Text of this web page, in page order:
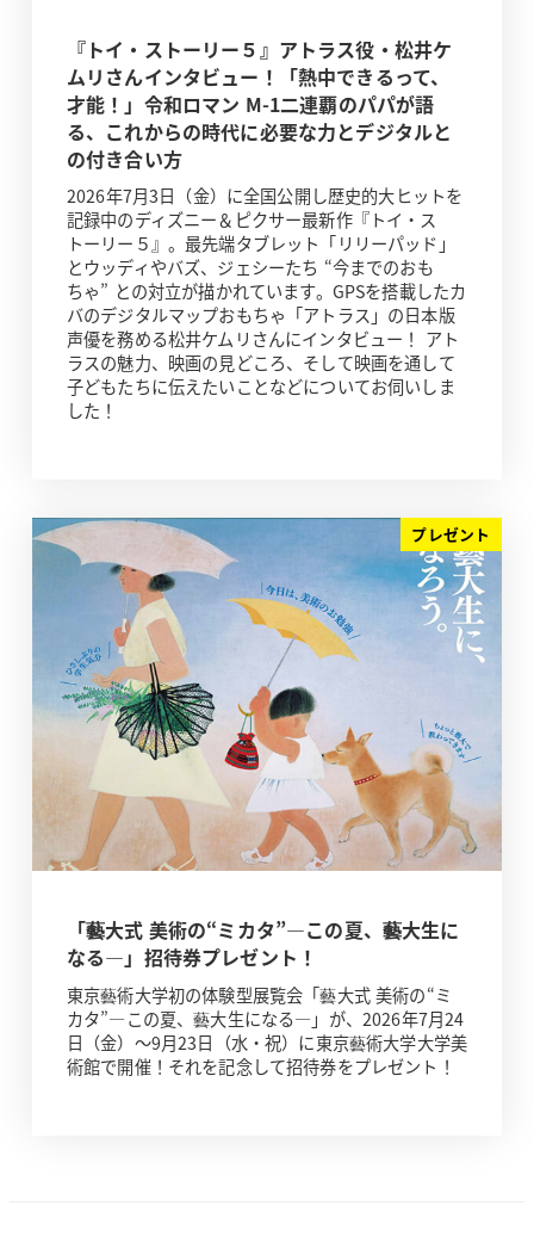
『トイ・ストーリー５』アトラス役・松井ケ
ムリさんインタビュー！「熱中できるって、
才能！」令和ロマン M-1二連覇のパパが語
る、これからの時代に必要な力とデジタルと
の付き合い方
2026年7月3日（金）に全国公開し歴史的大ヒットを
記録中のディズニー＆ピクサー最新作『トイ・ス
トーリー５』。最先端タブレット「リリーパッド」
とウッディやバズ、ジェシーたち “今までのおも
ちゃ” との対立が描かれています。GPSを搭載したカ
バのデジタルマップおもちゃ「アトラス」の日本版
声優を務める松井ケムリさんにインタビュー！ アト
ラスの魅力、映画の見どころ、そして映画を通して
子どもたちに伝えたいことなどについてお伺いしま
した！
プレゼント
「藝大式 美術の“ミカタ”―この夏、藝大生に
なる―」招待券プレゼント！
東京藝術大学初の体験型展覧会「藝大式 美術の“ミ
カタ”―この夏、藝大生になる―」が、2026年7月24
日（金）～9月23日（水・祝）に東京藝術大学大学美
術館で開催！それを記念して招待券をプレゼント！